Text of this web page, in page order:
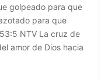
golpeado para que
para que
NTV La cruz de
amor de Dios hacia